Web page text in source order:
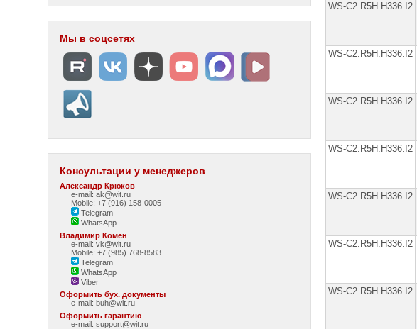
Мы в соцсетях
Консультации у менеджеров
Александр Крюков
e-mail: ak@wit.ru
Mobile: +7 (916) 158-0005
Telegram
WhatsApp
Владимир Комен
e-mail: vk@wit.ru
Mobile: +7 (985) 768-8583
Telegram
WhatsApp
Viber
Оформить бух. документы
e-mail:buh@wit.ru
Оформить гарантию
e-mail:support@wit.ru
WS-C2.R5H.H336.I2
WS-C2.R5H.H336.I2
WS-C2.R5H.H336.I2
WS-C2.R5H.H336.I2
WS-C2.R5H.H336.I2
WS-C2.R5H.H336.I2
WS-C2.R5H.H336.I2